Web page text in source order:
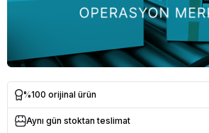
%100 orijinal ürün
Aynı gün stoktan teslimat